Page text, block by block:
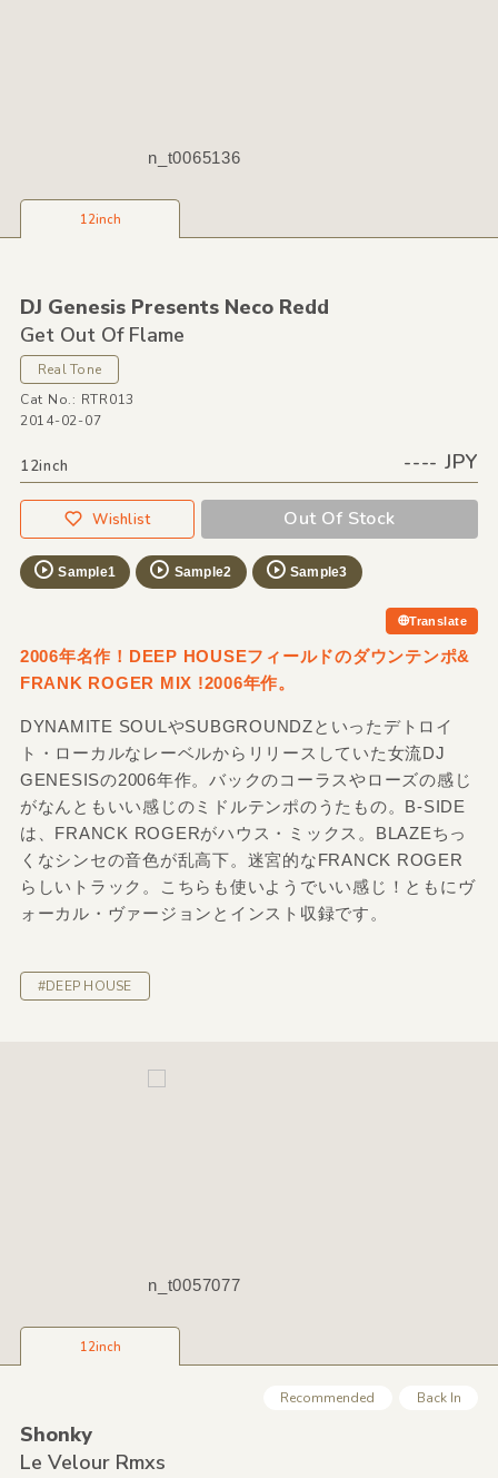
n_t0065136
12inch
DJ Genesis Presents Neco Redd
Get Out Of Flame
Real Tone
Cat No.: RTR013
2014-02-07
12inch ---- JPY
Wishlist Out Of Stock
Sample1 Sample2 Sample3
Translate
2006年名作！DEEP HOUSEフィールドのダウンテンポ&
FRANK ROGER MIX !2006年作。
DYNAMITE SOULやSUBGROUNDZといったデトロイ
ト・ローカルなレーベルからリリースしていた女流DJ
GENESISの2006年作。バックのコーラスやローズの感じ
がなんともいい感じのミドルテンポのうたもの。B-SIDE
は、FRANCK ROGERがハウス・ミックス。BLAZEちっ
くなシンセの音色が乱高下。迷宮的なFRANCK ROGER
らしいトラック。こちらも使いようでいい感じ！ともにヴ
ォーカル・ヴァージョンとインスト収録です。
#DEEP HOUSE
n_t0057077
12inch
Recommended Back In
Shonky
Le Velour Rmxs